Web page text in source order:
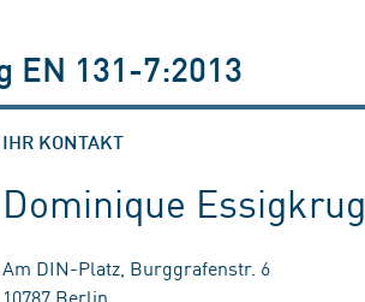
EN 131-7:2013
IHR KONTAKT
Dominique Essigkrug
Am DIN-Platz, Burggrafenstr. 6
10787 Berlin